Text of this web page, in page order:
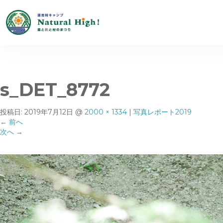
s_DET_8772
投稿日: 2019年7月12日 @ 2000 × 1334 | 写真レポート2019
← 前へ
次へ →